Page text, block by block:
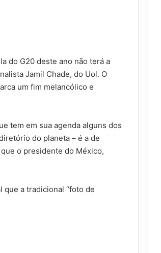
do G20 deste ano não terá a
Jamil Chade, do Uol. O
um fim melancólico e
tem em sua agenda alguns dos
do planeta – é a de
o presidente do México,
que a tradicional “foto de